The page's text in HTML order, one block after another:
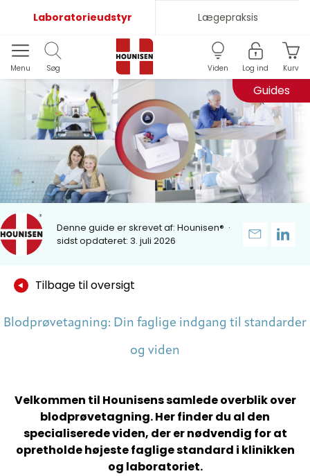
Laboratorieudstyr Lægepraksis
Menu Søg Viden Log ind Kurv
Guides
Denne guide er skrevet af: Hounisen® ·
sidst opdateret: 3. juli 2026
Tilbage til oversigt
Blodprøvetagning: Din faglige indgang til standarder
og viden
Velkommen til Hounisens samlede overblik over
blodprøvetagning. Her finder du al den
specialiserede viden, der er nødvendig for at
opretholde højeste faglige standard i klinikken
og laboratoriet.